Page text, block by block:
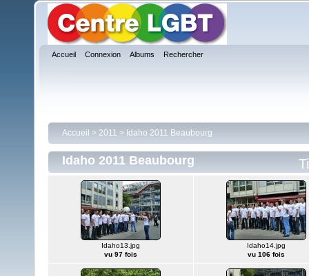
Accueil Connexion Albums Rechercher
Accueil > 2011 > Idaho 2011 Beaubourg
Idaho 2011 Beaubourg
Idaho13.jpg
vu 97 fois
Idaho14.jpg
vu 106 fois